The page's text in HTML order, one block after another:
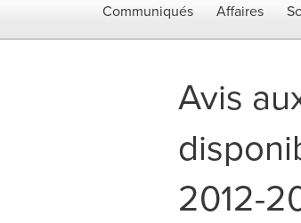
Communiqués Affaires
Avis
2012-